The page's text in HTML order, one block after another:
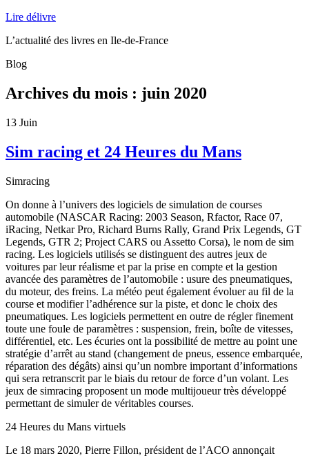
Lire délivre
L’actualité des livres en Ile-de-France
Blog
Archives du mois : juin 2020
13 Juin
Sim racing et 24 Heures du Mans
Simracing
On donne à l’univers des logiciels de simulation de courses
automobile (NASCAR Racing: 2003 Season, Rfactor, Race 07,
iRacing, Netkar Pro, Richard Burns Rally, Grand Prix Legends, GT
Legends, GTR 2; Project CARS ou Assetto Corsa), le nom de sim
racing. Les logiciels utilisés se distinguent des autres jeux de
voitures par leur réalisme et par la prise en compte et la gestion
avancée des paramètres de l’automobile : usure des pneumatiques,
du moteur, des freins. La météo peut également évoluer au fil de la
course et modifier l’adhérence sur la piste, et donc le choix des
pneumatiques. Les logiciels permettent en outre de régler finement
toute une foule de paramètres : suspension, frein, boîte de vitesses,
différentiel, etc. Les écuries ont la possibilité de mettre au point une
stratégie d’arrêt au stand (changement de pneus, essence embarquée,
réparation des dégâts) ainsi qu’un nombre important d’informations
qui sera retranscrit par le biais du retour de force d’un volant. Les
jeux de simracing proposent un mode multijoueur très développé
permettant de simuler de véritables courses.
24 Heures du Mans virtuels
Le 18 mars 2020, Pierre Fillon, président de l’ACO annonçait